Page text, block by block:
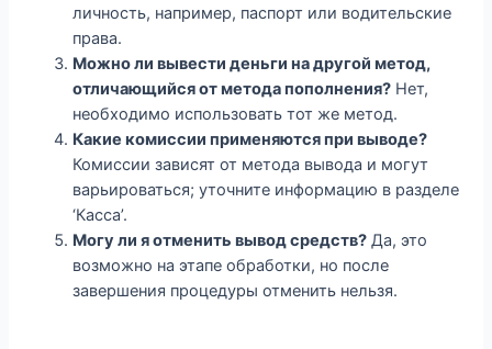
личность, например, паспорт или водительские
права.
Можно ли вывести деньги на другой метод,
отличающийся от метода пополнения? Нет,
необходимо использовать тот же метод.
Какие комиссии применяются при выводе?
Комиссии зависят от метода вывода и могут
варьироваться; уточните информацию в разделе
‘Касса’.
Могу ли я отменить вывод средств? Да, это
возможно на этапе обработки, но после
завершения процедуры отменить нельзя.